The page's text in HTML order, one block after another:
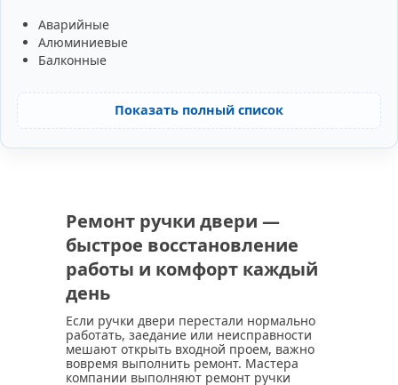
Аварийные
Алюминиевые
Балконные
Показать полный список
Ремонт ручки двери —
быстрое восстановление
работы и комфорт каждый
день
Если ручки двери перестали нормально
работать, заедание или неисправности
мешают открыть входной проем, важно
вовремя выполнить ремонт. Мастера
компании выполняют ремонт ручки